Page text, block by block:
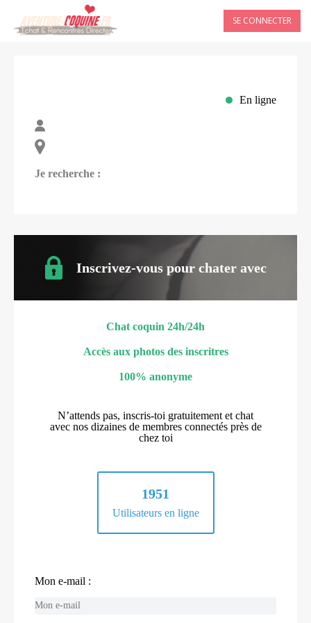
SE CONNECTER
En ligne
Je recherche :
Inscrivez-vous pour chater avec
Chat coquin 24h/24h
Accès aux photos des inscritres
100% anonyme
N’attends pas, inscris-toi gratuitement et chat
avec nos dizaines de membres connectés près de
chez toi
1951
Utilisateurs en ligne
Mon e-mail :